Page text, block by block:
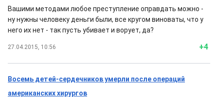
Вашими методами любое преступление оправдать можно -
ну нужны человеку деньги были, все кругом виноваты, что у
него их нет - так пусть убивает и ворует, да?
27.04.2015, 10:56 +4
Восемь детей-сердечников умерли после операций
американских хирургов